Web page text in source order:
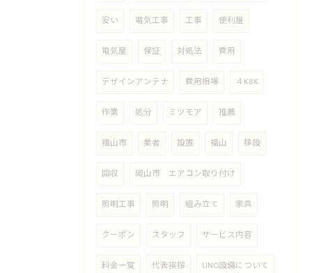
安い 電気工事 工事 便利屋
電気屋 保証 対処法 費用
デザインアンテナ 費用相場 ４K8K
作業 処分 ミツモア 推薦
福山市 業者 設置 福山 移設
回収 岡山市 エアコン取り付け
照明工事 照明 組み立て 家具
クーポン スタッフ サービス内容
料金一覧 代表挨拶 UNO設備について